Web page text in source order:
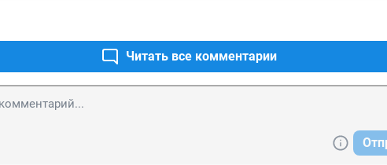
Читать все комментарии